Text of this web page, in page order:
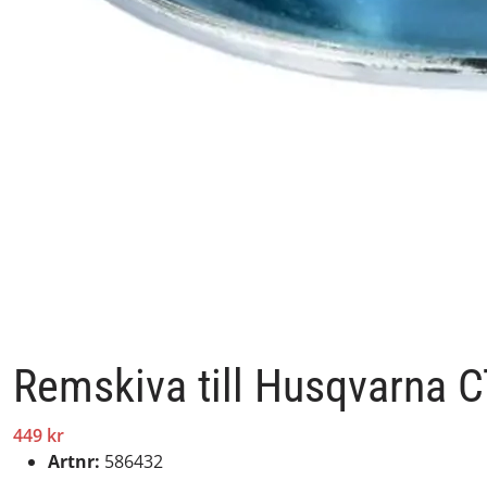
Remskiva till Husqvarna
449 kr
Artnr: 586432